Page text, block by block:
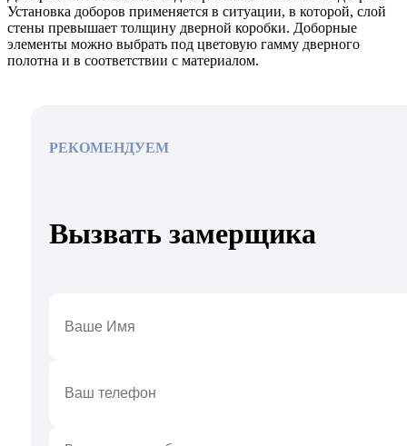
Установка доборов применяется в ситуации, в которой, слой
стены превышает толщину дверной коробки. Доборные
элементы можно выбрать под цветовую гамму дверного
полотна и в соответствии с материалом.
РЕКОМЕНДУЕМ
Вызвать замерщика